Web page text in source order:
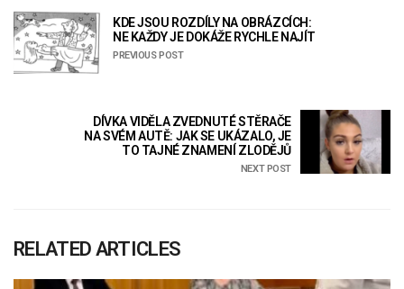
KDE JSOU ROZDÍLY NA OBRÁZCÍCH:
NE KAŽDY JE DOKÁŽE RYCHLE NAJÍT
PREVIOUS POST
DÍVKA VIDĚLA ZVEDNUTÉ STĚRAČE
NA SVÉM AUTĚ: JAK SE UKÁZALO, JE
TO TAJNÉ ZNAMENÍ ZLODĚJŮ
NEXT POST
RELATED ARTICLES